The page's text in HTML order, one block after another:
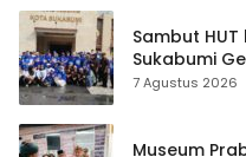
Sambut
Sukabumi
ASRI Lewat
7 Agustus 2026
Museum